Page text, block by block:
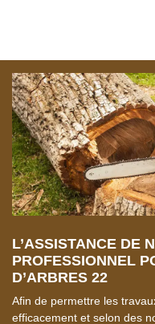
L’ASSISTANCE DE
PROFESSIONNEL
D’ARBRES 22
Afin de permettre les
efficacement et selon des